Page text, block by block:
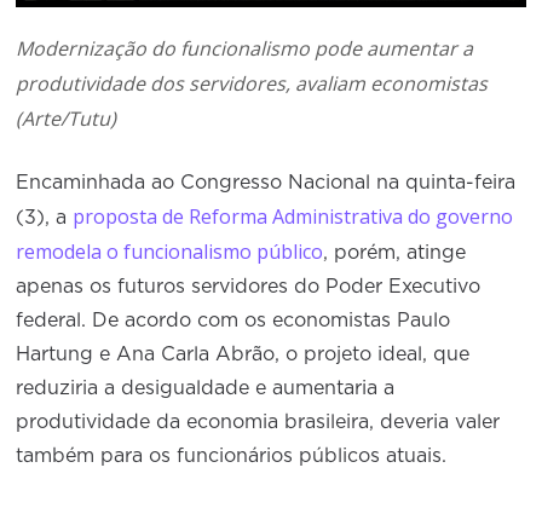
Modernização do funcionalismo pode aumentar a
produtividade dos servidores, avaliam economistas
(Arte/Tutu)
Encaminhada ao Congresso Nacional na quinta-feira
(3), a proposta de Reforma Administrativa do governo
remodela o funcionalismo público, porém, atinge
apenas os futuros servidores do Poder Executivo
federal. De acordo com os economistas Paulo
Hartung e Ana Carla Abrão, o projeto ideal, que
reduziria a desigualdade e aumentaria a
produtividade da economia brasileira, deveria valer
também para os funcionários públicos atuais.